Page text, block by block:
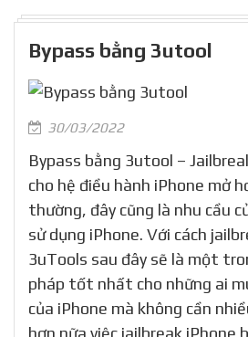
Bypass bằng 3utool
30/03/2022
Bypass bằng 3utool –
cho hệ điều hành iPhone mở
thường, đây cũng là nhu cầu
sử dụng iPhone. Với cách
3uTools sau đây sẽ là một
pháp tốt nhất cho những ai
của iPhone mà không cần
hơn nữa việc jailbreak iPhone